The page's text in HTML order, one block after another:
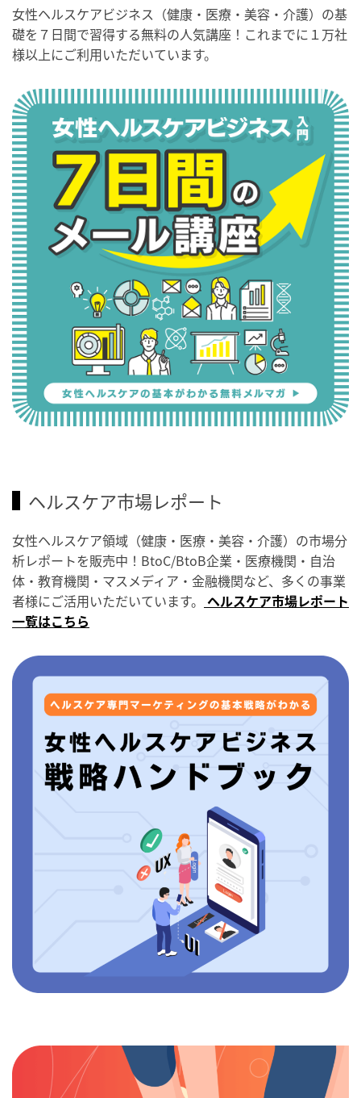
女性ヘルスケアビジネス（健康・医療・美容・介護）の基
礎を７日間で習得する無料の人気講座！これまでに１万社
様以上にご利用いただいています。
ヘルスケア市場レポート
女性ヘルスケア領域（健康・医療・美容・介護）の市場分
析レポートを販売中！BtoC/BtoB企業・医療機関・自治
体・教育機関・マスメディア・金融機関など、多くの事業
者様にご活用いただいています。 ヘルスケア市場レポート
一覧はこちら